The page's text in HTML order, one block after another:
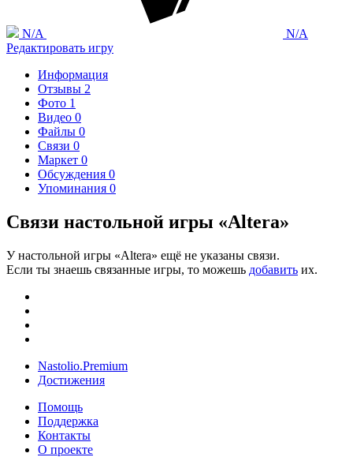
N/A
N/A
Редактировать игру
Информация
Отзывы 2
Фото 1
Видео 0
Файлы 0
Связи 0
Маркет 0
Обсуждения 0
Упоминания 0
Связи настольной игры «Altera»
У настольной игры «Altera» ещё не указаны связи.
Если ты знаешь связанные игры, то можешь добавить их.
Nastolio.Premium
Достижения
Помощь
Поддержка
Контакты
О проекте